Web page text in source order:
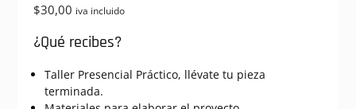
$30,00 iva incluido
¿Qué recibes?
Taller Presencial Práctico, llévate tu pieza
terminada.